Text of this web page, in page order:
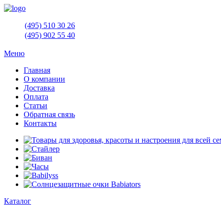
(495) 510 30 26
(495) 902 55 40
Меню
Главная
О компании
Доставка
Оплата
Статьи
Обратная связь
Контакты
Каталог